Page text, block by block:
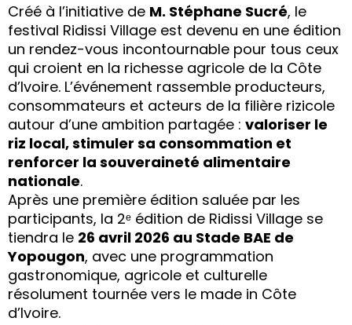
Créé à l’initiative de M. Stéphane Sucré, le
festival Ridissi Village est devenu en une édition
un rendez-vous incontournable pour tous ceux
qui croient en la richesse agricole de la Côte
d’Ivoire. L’événement rassemble producteurs,
consommateurs et acteurs de la filière rizicole
autour d’une ambition partagée : valoriser le
riz local, stimuler sa consommation et
renforcer la souveraineté alimentaire
nationale.
Après une première édition saluée par les
participants, la 2ᵉ édition de Ridissi Village se
tiendra le 26 avril 2026 au Stade BAE de
Yopougon, avec une programmation
gastronomique, agricole et culturelle
résolument tournée vers le made in Côte
d’Ivoire.